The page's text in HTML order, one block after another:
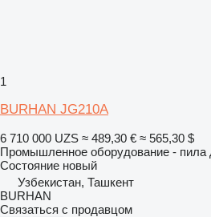
1
BURHAN JG210A
6 710 000 UZS ≈ 489,30 € ≈ 565,30 $
Промышленное оборудование - пила
Состояние новый
Узбекистан, Ташкент
BURHAN
Связаться с продавцом